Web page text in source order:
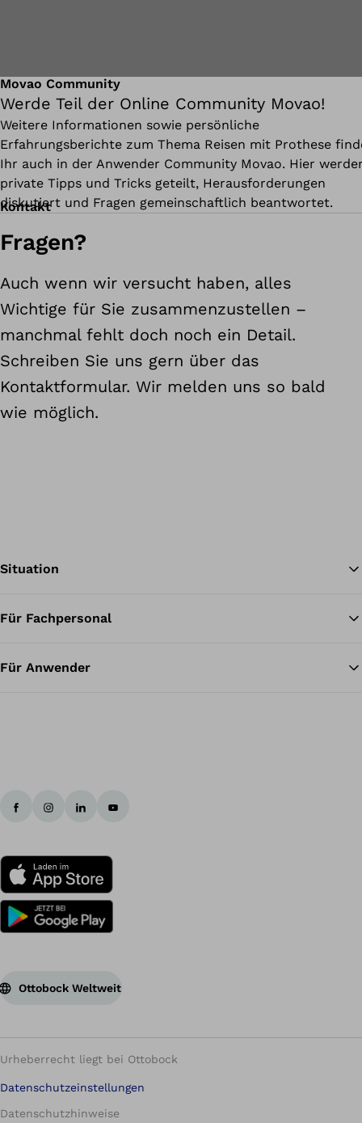
Movao Community
Werde Teil der Online Community Movao!
Weitere Informationen sowie persönliche
Erfahrungsberichte zum Thema Reisen mit Prothese
Ihr auch in der Anwender Community Movao. Hier
private Tipps und Tricks geteilt, Herausforderungen
diskutiert und Fragen gemeinschaftlich beantwortet.
Kontakt
Fragen?
Auch wenn wir versucht haben, alles
Wichtige für Sie zusammenzustellen –
manchmal fehlt doch noch ein Detail.
Schreiben Sie uns gern über das
Kontaktformular. Wir melden uns so bald
wie möglich.
Situation
Für Fachpersonal
Für Anwender
Ottobock Weltweit
Urheberrecht liegt bei Ottobock
Datenschutzeinstellungen
Datenschutzhinweise